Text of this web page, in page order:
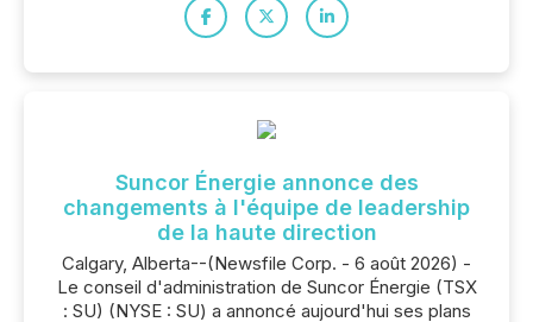
Suncor Énergie annonce des
changements à l'équipe de leadership
de la haute direction
Calgary, Alberta--(Newsfile Corp. - 6 août 2026) -
Le conseil d'administration de Suncor Énergie (TSX
: SU) (NYSE : SU) a annoncé aujourd'hui ses plans